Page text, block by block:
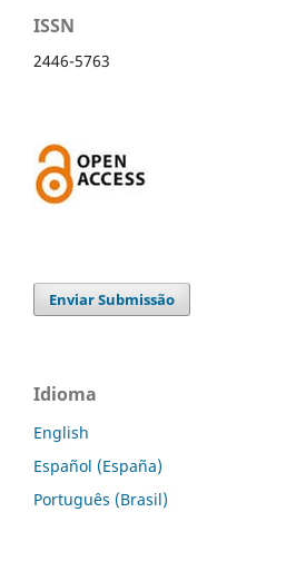
ISSN
2446-5763
Enviar Submissão
Idioma
English
Español (España)
Português (Brasil)